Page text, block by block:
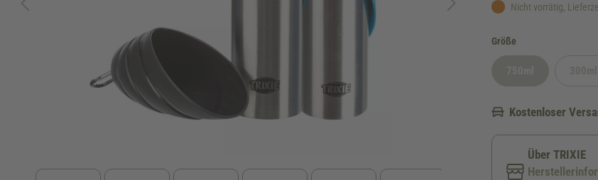
Nicht vorrätig,
Größe
Kostenloser
Über TRIXIE